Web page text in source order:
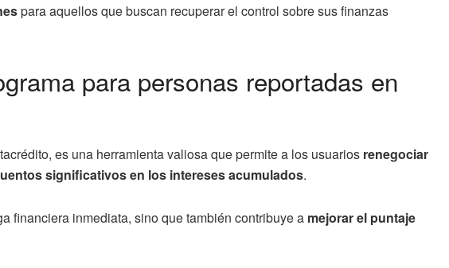
para aquellos que buscan recuperar el control sobre sus finanzas
para personas reportadas en
es una herramienta valiosa que permite a los usuarios renegociar
significativos en los intereses acumulados.
financiera inmediata, sino que también contribuye a mejorar el puntaje